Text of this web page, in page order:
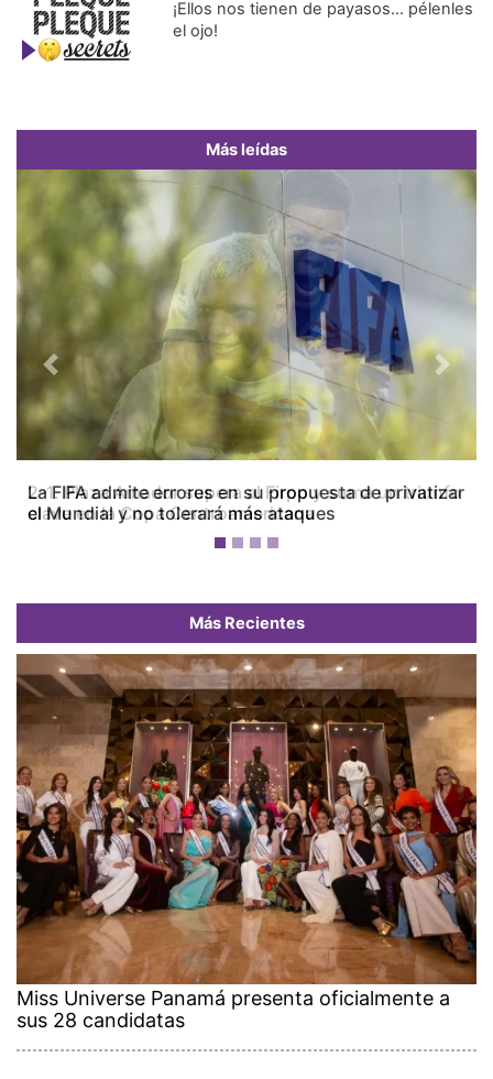
¡Ellos nos tienen de payasos… pélenles
el ojo!
Más leídas
La FIFA admite errores en su propuesta de privatizar
el Mundial y no tolerará más ataques
Previous Next
Más Recientes
Miss Universe Panamá presenta oficialmente a
sus 28 candidatas